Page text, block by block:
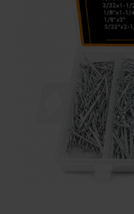
Montage/
Hanvo PE304 1 par
20KR
KÖP